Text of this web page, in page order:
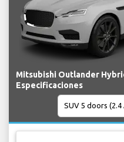
Mitsubishi Outlander
Especificaciones